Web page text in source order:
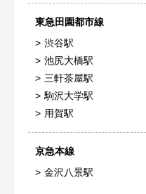
東急田園都市線
渋谷駅
池尻大橋駅
三軒茶屋駅
駒沢大学駅
用賀駅
京急本線
金沢八景駅